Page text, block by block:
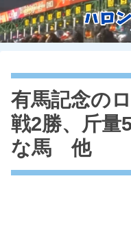
有馬記念の
戦2勝、斤量
な馬 他